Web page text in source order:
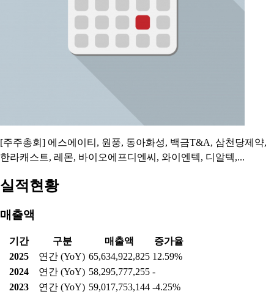
[주주총회] 에스에이티, 원풍, 동아화성, 백금T&A, 삼천당제약,
한라캐스트, 레몬, 바이오에프디엔씨, 와이엔텍, 디알텍,...
실적현황
매출액
기간 구분 매출액
증가율
2025
연간 (YoY) 65,634,922,825 12.59%
2024
연간 (YoY) 58,295,777,255 -
2023
연간 (YoY) 59,017,753,144 -4.25%